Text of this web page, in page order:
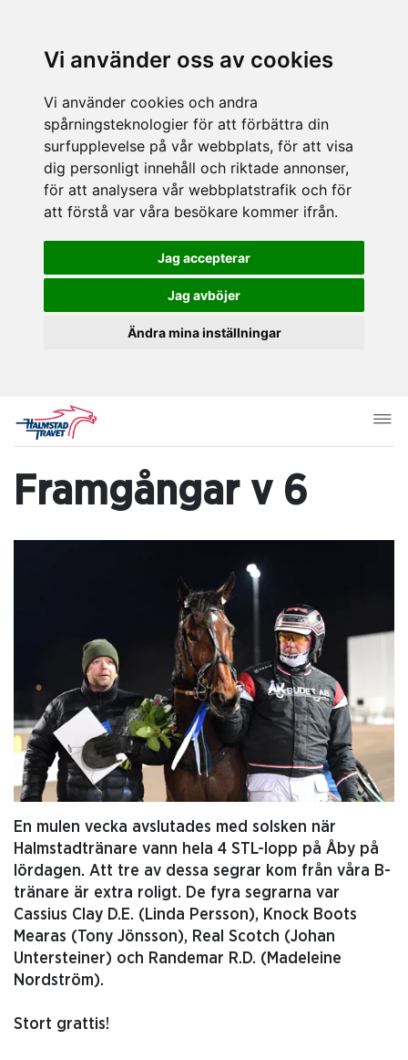
Vi använder oss av cookies
Vi använder cookies och andra
spårningsteknologier för att förbättra din
surfupplevelse på vår webbplats, för att visa
dig personligt innehåll och riktade annonser,
för att analysera vår webbplatstrafik och för
att förstå var våra besökare kommer ifrån.
Jag accepterar
Jag avböjer
Ändra mina inställningar
Framgångar v 6
En mulen vecka avslutades med solsken när
Halmstadtränare vann hela 4 STL-lopp på Åby på
lördagen. Att tre av dessa segrar kom från våra B-
tränare är extra roligt. De fyra segrarna var
Cassius Clay D.E. (Linda Persson), Knock Boots
Mearas (Tony Jönsson), Real Scotch (Johan
Untersteiner) och Randemar R.D. (Madeleine
Nordström).
Stort grattis!